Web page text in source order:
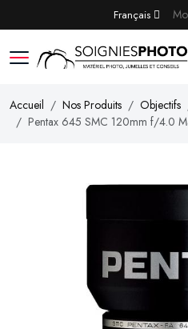
Français
Accueil Nos Produits Objectifs
Pentax 645 SMC 120mm f/4.0